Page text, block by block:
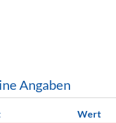
Angaben
Wert